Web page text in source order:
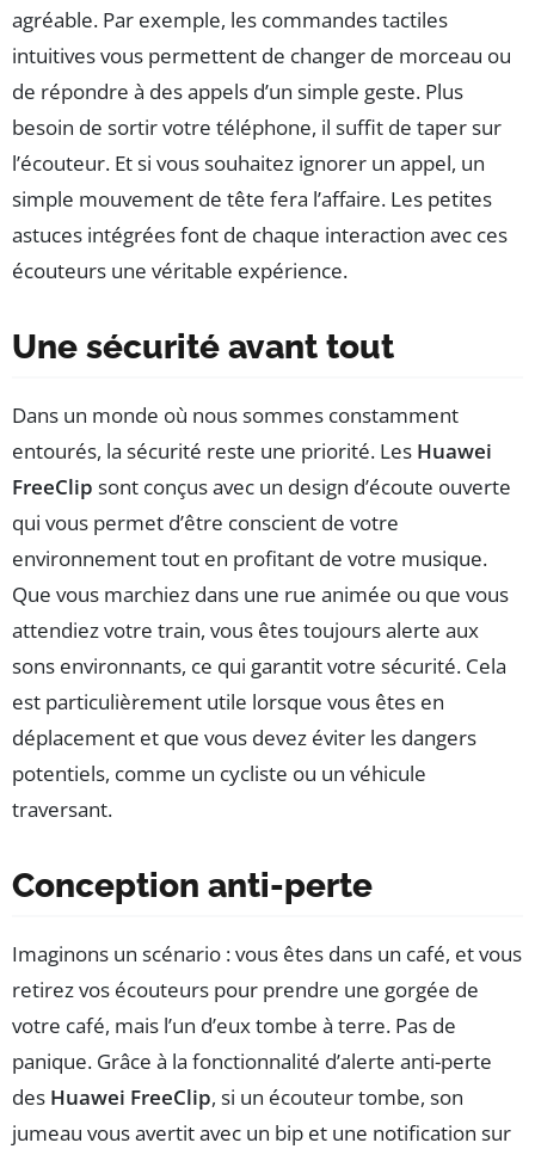
agréable. Par exemple, les commandes tactiles
intuitives vous permettent de changer de morceau ou
de répondre à des appels d’un simple geste. Plus
besoin de sortir votre téléphone, il suffit de taper sur
l’écouteur. Et si vous souhaitez ignorer un appel, un
simple mouvement de tête fera l’affaire. Les petites
astuces intégrées font de chaque interaction avec ces
écouteurs une véritable expérience.
Une sécurité avant tout
Dans un monde où nous sommes constamment
entourés, la sécurité reste une priorité. Les Huawei
FreeClip sont conçus avec un design d’écoute ouverte
qui vous permet d’être conscient de votre
environnement tout en profitant de votre musique.
Que vous marchiez dans une rue animée ou que vous
attendiez votre train, vous êtes toujours alerte aux
sons environnants, ce qui garantit votre sécurité. Cela
est particulièrement utile lorsque vous êtes en
déplacement et que vous devez éviter les dangers
potentiels, comme un cycliste ou un véhicule
traversant.
Conception anti-perte
Imaginons un scénario : vous êtes dans un café, et vous
retirez vos écouteurs pour prendre une gorgée de
votre café, mais l’un d’eux tombe à terre. Pas de
panique. Grâce à la fonctionnalité d’alerte anti-perte
des Huawei FreeClip, si un écouteur tombe, son
jumeau vous avertit avec un bip et une notification sur